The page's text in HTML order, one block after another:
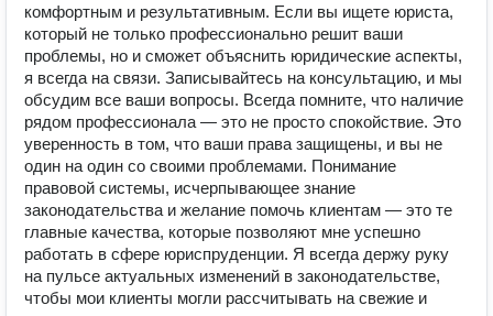
комфортным и результативным. Если вы ищете юриста,
который не только профессионально решит ваши
проблемы, но и сможет объяснить юридические аспекты,
я всегда на связи. Записывайтесь на консультацию, и мы
обсудим все ваши вопросы. Всегда помните, что наличие
рядом профессионала — это не просто спокойствие. Это
уверенность в том, что ваши права защищены, и вы не
один на один со своими проблемами. Понимание
правовой системы, исчерпывающее знание
законодательства и желание помочь клиентам — это те
главные качества, которые позволяют мне успешно
работать в сфере юриспруденции. Я всегда держу руку
на пульсе актуальных изменений в законодательстве,
чтобы мои клиенты могли рассчитывать на свежие и